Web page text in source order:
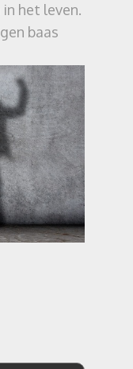
het leven.
baas